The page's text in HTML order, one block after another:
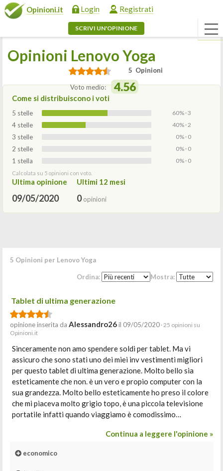
Opinioni.it Login Registrati
SCRIVI UN'OPINIONE
Opinioni Lenovo Yoga
5 Opinioni
Voto medio: 4.56
Come si distribuiscono i voti
5 stelle 60% · 3
4 stelle 40% · 2
3 stelle 0% · 0
2 stelle 0% · 0
1 stella 0% · 0
Calcolata su 5 opinioni con voto.
Ultima opinione
09/05/2020
Ultimi 12 mesi
0opinioni
5 Opinioni per Lenovo Yoga
Ordina: Mostra:
Tablet di ultima generazione
opinione inserita da Alessandro26il 09/05/2020 · 25 opinioni su
Opinioni.it
Sinceramente non amo spendere soldi per tablet. Ma vi
assicuro che sono stati uno dei miei inv vestimenti migliori
per questo tablet di ultima generazione. Molto bello sia
esteticamente che non. è un vero e propio computer con la
sua grandezza. Molto bello esteticamente ho preso il colore
che mi piaceva molto grigio topo, è una piccola televisione
portatile infatti quando viaggiamo è comodissimo…
Continua a leggere l'opinione »
economico